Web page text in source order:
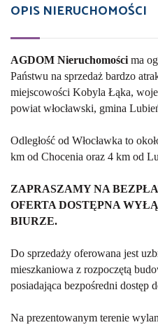
OPIS NIERUCHOMOŚCI
AGDOM Nieruchomości ma
Państwu na sprzedaż bardzo
miejscowości Kobyla Łąka,
powiat włocławski, gmina
Odległość od Włocławka to
km od Chocenia oraz 4 km od
ZAPRASZAMY NA
OFERTA DOSTĘPNA
BIURZE.
Do sprzedaży oferowana jest
mieszkaniowa z rozpoczętą
posiadająca bezpośredni dostęp
Na prezentowanym terenie